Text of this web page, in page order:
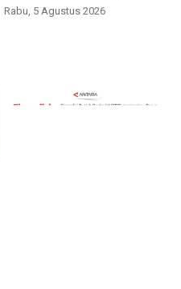
Rabu, 5 Agustus 2026